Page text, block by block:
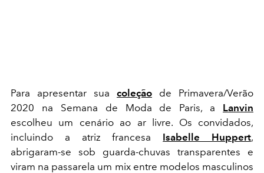
Para apresentar sua coleção de Primavera/Verão
2020 na Semana de Moda de Paris, a Lanvin
escolheu um cenário ao ar livre. Os convidados,
incluindo a atriz francesa Isabelle Huppert,
abrigaram-se sob guarda-chuvas transparentes e
viram na passarela um mix entre modelos masculinos